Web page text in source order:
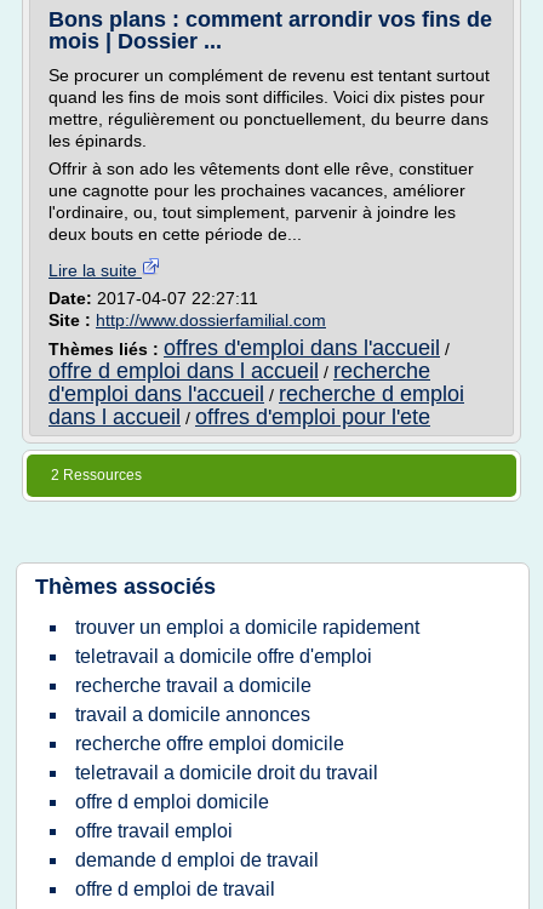
Bons plans : comment arrondir vos fins de
mois | Dossier ...
Se procurer un complément de revenu est tentant surtout
quand les fins de mois sont difficiles. Voici dix pistes pour
mettre, régulièrement ou ponctuellement, du beurre dans
les épinards.
Offrir à son ado les vêtements dont elle rêve, constituer
une cagnotte pour les prochaines vacances, améliorer
l'ordinaire, ou, tout simplement, parvenir à joindre les
deux bouts en cette période de...
Lire la suite
Date: 2017-04-07 22:27:11
Site : http://www.dossierfamilial.com
Thèmes liés : offres d'emploi dans l'accueil /
offre d emploi dans l accueil / recherche
d'emploi dans l'accueil / recherche d emploi
dans l accueil / offres d'emploi pour l'ete
2 Ressources
Thèmes associés
trouver un emploi a domicile rapidement
teletravail a domicile offre d'emploi
recherche travail a domicile
travail a domicile annonces
recherche offre emploi domicile
teletravail a domicile droit du travail
offre d emploi domicile
offre travail emploi
demande d emploi de travail
offre d emploi de travail